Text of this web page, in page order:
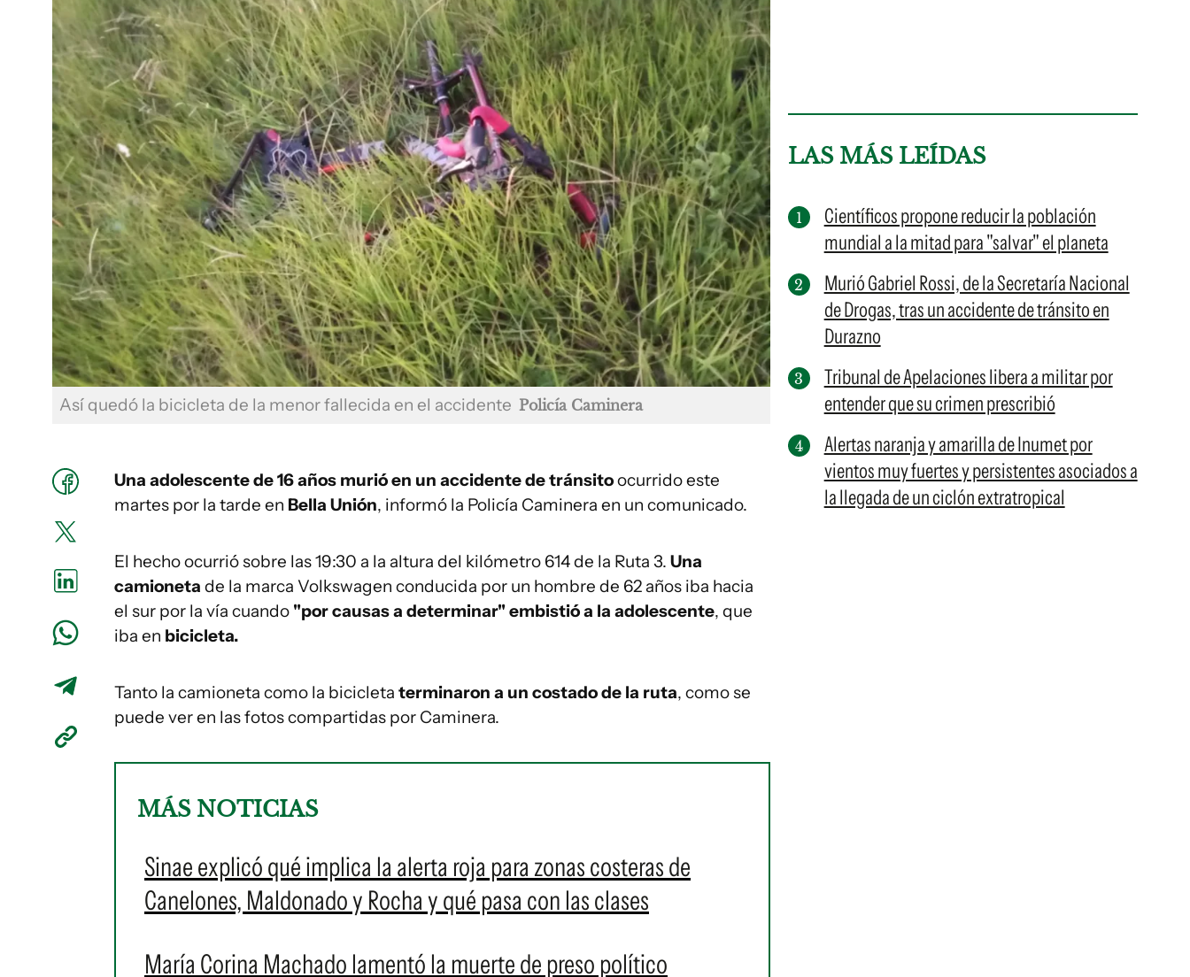
Así quedó la bicicleta de la menor fallecida en el accidente Policía Caminera
Una adolescente de 16 años murió en un accidente de tránsitoocurrido este
martes por la tarde en Bella Unión, informó la Policía Caminera en un comunicado.
El hecho ocurrió sobre las 19:30 a la altura del kilómetro 614 de la Ruta 3. Una
camioneta de la marca Volkswagen conducida por un hombre de 62 años iba hacia
el sur por la vía cuando "por causas a determinar" embistió a la adolescente, que
iba en bicicleta.
Tanto la camioneta como la bicicleta terminaron a un costado de la ruta, como se
puede ver en las fotos compartidas por Caminera.
MÁS NOTICIAS
Sinae explicó qué implica la alerta roja para zonas costeras de
Canelones, Maldonado y Rocha y qué pasa con las clases
María Corina Machado lamentó la muerte de preso político
LAS MÁS LEÍDAS
Científicos propone reducir la población
mundial a la mitad para "salvar" el planeta
Murió Gabriel Rossi, de la Secretaría Nacional
de Drogas, tras un accidente de tránsito en
Durazno
Tribunal de Apelaciones libera a militar por
entender que su crimen prescribió
Alertas naranja y amarilla de Inumet por
vientos muy fuertes y persistentes asociados a
la llegada de un ciclón extratropical